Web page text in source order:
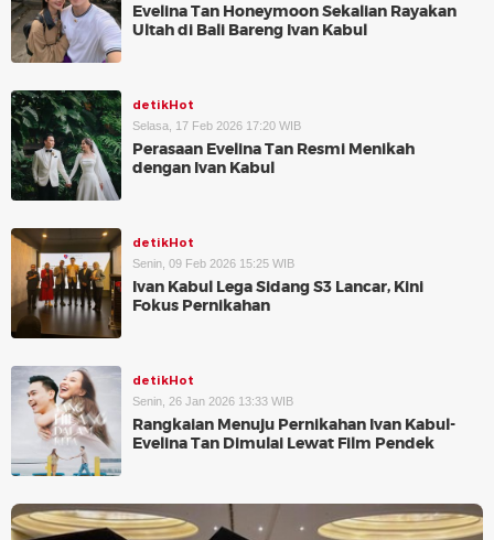
Evelina Tan Honeymoon Sekalian Rayakan
Ultah di Bali Bareng Ivan Kabul
detikHot
Selasa, 17 Feb 2026 17:20 WIB
Perasaan Evelina Tan Resmi Menikah
dengan Ivan Kabul
detikHot
Senin, 09 Feb 2026 15:25 WIB
Ivan Kabul Lega Sidang S3 Lancar, Kini
Fokus Pernikahan
detikHot
Senin, 26 Jan 2026 13:33 WIB
Rangkaian Menuju Pernikahan Ivan Kabul-
Evelina Tan Dimulai Lewat Film Pendek